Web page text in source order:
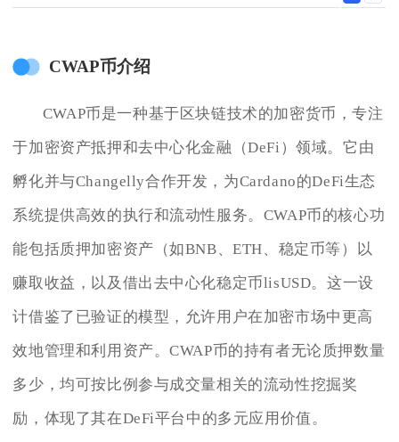
CWAP币介绍
CWAP币是一种基于区块链技术的加密货币，专注
于加密资产抵押和去中心化金融（DeFi）领域。它由
孵化并与Changelly合作开发，为Cardano的DeFi生态
系统提供高效的执行和流动性服务。CWAP币的核心功
能包括质押加密资产（如BNB、ETH、稳定币等）以
赚取收益，以及借出去中心化稳定币lisUSD。这一设
计借鉴了已验证的模型，允许用户在加密市场中更高
效地管理和利用资产。CWAP币的持有者无论质押数量
多少，均可按比例参与成交量相关的流动性挖掘奖
励，体现了其在DeFi平台中的多元应用价值。